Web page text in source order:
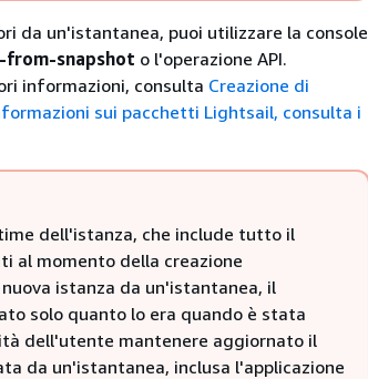
da un'istantanea, puoi utilizzare la console
from-snapshot o l'operazione API.
informazioni, consulta Creazione di
sui pacchetti Lightsail, consulta i
dell'istanza, che include tutto il
al momento della creazione
istanza da un'istantanea, il
solo quanto lo era quando è stata
dell'utente mantenere aggiornato il
da un'istantanea, inclusa l'applicazione